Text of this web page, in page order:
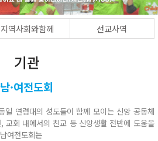
지역사회와함께 선교사역
기관
남·여전도회
일 연령대의 성도들이 함께 모이는 신앙 공동체
교회 내에서의 친교 등 신앙생활 전반에 도움을
여전도회는